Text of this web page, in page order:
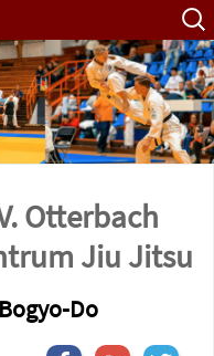
Suche
nach:
Otterbach
Jiu Jitsu
Do